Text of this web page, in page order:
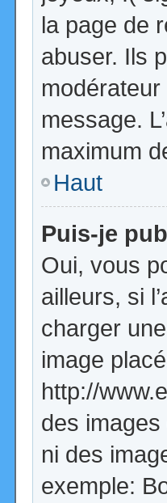
la page de
abuser. Ils
message.
maximum
Haut
Puis-je
Oui, vous
ailleurs, si
charger
image
http://
des
ni des
exemple: